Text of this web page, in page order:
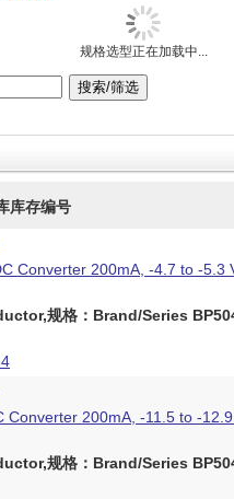
规格选型正在加载中...
库存编号
Converter 200mA, -4.7 to -5.3
规格：Brand/Series
Converter 200mA, -11.5 to -
规格：Brand/Series